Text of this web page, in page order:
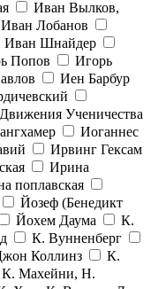
Иван Вылков,
Иван Лобанов
Иван Шнайдер
Попов
Игорь
Иен Барбур
Ученичества
Иоганнес
Ирвинг Гексам
Ирина
поплавская
Йозеф (Бенедикт
Йохем Даума
К.
К. Вунненберг
Коллинз
К.
К. Махейни, Н.